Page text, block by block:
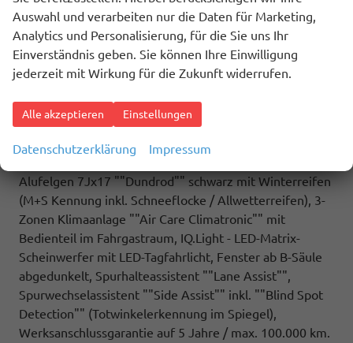
Multifunktionstisch/Mittelkonsole, Schiebefenster
sowie Zuziehhilfe in der Schiebetüre links und rechts,
(ZBR) 7 Sitzer: Sitzvariante 2-2-3 (Vis-a-Vis entgegen
der Fahrrichtung) inkl. 4 Armlehnen.
an Fahrzeugseite, Fahrzeugheck und im
Fahrzeuginnenraum, Fahrzeug 8-fach-bereift,
Leichtmetallräder 7,5J x 18 (Sport Edition Design TN28,
Alufelgen 7Jx17 ""Dundrod"" schwarz mit Winterreifen
(M+S Kennung inkl. Schneeflocke / Allwetterreifen), 3-
Zonen Klimaanlage ""Air Care Climatronic"" mit
Bedienteil im Fahrgastraum, IQ.Light - LED-Matrix-
Scheinwerfer mit LED-Tagfahrlicht, Fenster ab B-Säule
abgedunkelt, Spurhalteassistent ""Lane Assist"",
Spurwechselassistent ""Side Assist"" inkl. ""Blind Spot
Detection"" (Totwinkelerkennung im Spiegel),
Werksanschlussgarantie auf 5 Jahre / max. 100.000 km.
Auswahl und verarbeiten nur die Daten für Marketing,
Analytics und Personalisierung, für die Sie uns Ihr
Einverständnis geben. Sie können Ihre Einwilligung
jederzeit mit Wirkung für die Zukunft widerrufen.
Alle akzeptieren Einstellungen
Datenschutzerklärung Impressum